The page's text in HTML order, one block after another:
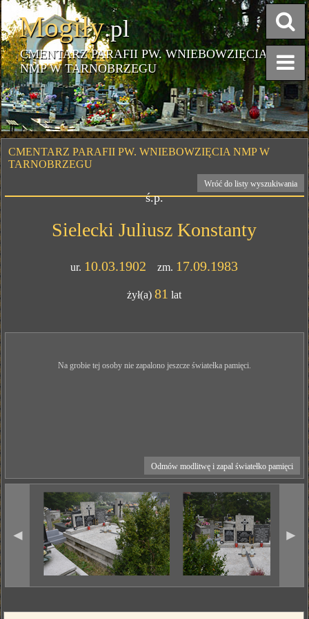
Mogiły.pl
CMENTARZ PARAFII PW. WNIEBOWZIĘCIA
NMP W TARNOBRZEGU
CMENTARZ PARAFII PW. WNIEBOWZIĘCIA NMP W
TARNOBRZEGU
Wróć do listy wyszukiwania
ś.p.
Sielecki Juliusz Konstanty
ur. 10.03.1902 zm. 17.09.1983
żył(a)81 lat
Na grobie tej osoby nie zapalono jeszcze światełka pamięci.
Odmów modlitwę i zapal światełko pamięci
◄ ►